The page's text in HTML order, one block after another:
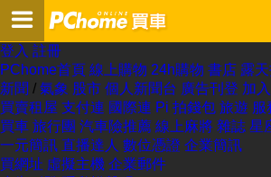
登入 註冊
PChome首頁 線上購物 24h購物 書店 露
新聞 / 氣象 股市 個人新聞台 廣告刊登 加
買賣租屋 支付連 國際連 Pi 拍錢包 旅遊 服
買車 旅行團 汽車險推薦 線上麻將 雜誌 星
一元簡訊 直播達人 數位憑證 企業簡訊
買網址 虛擬主機 企業郵件